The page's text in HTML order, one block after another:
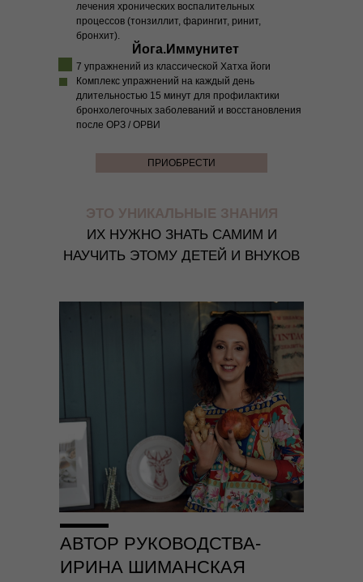
лечения хронических воспалительных
процессов (тонзиллит, фарингит, ринит,
бронхит).
7 упражнений из классической Хатха йоги
Комплекс упражнений на каждый день
длительностью 15 минут для профилактики
бронхолегочных заболеваний и восстановления
после ОРЗ / ОРВИ
Йога.Иммунитет
ПРИОБРЕСТИ
ЭТО УНИКАЛЬНЫЕ ЗНАНИЯ
ИХ НУЖНО ЗНАТЬ САМИМ И
НАУЧИТЬ ЭТОМУ ДЕТЕЙ И ВНУКОВ
ЗАВТРАК У ВАС —
ПРЯНАЯ БЛИЖНЕВОСТОЧНАЯ
ШАКШУКА, НА ОБЕД
ТРАДИЦИОННЫЙ ИНДИЙСКИЙ
ДАЛ С ОВОЩАМИ, А НА УЖИН
АРОМАТНЫЙ СУП?
АВТОР РУКОВОДСТВА-
ИРИНА ШИМАНСКАЯ
Юридическая информация
ИП Шиманская Ирина Владимировна
ОГРНИП 320784700135283
Специальный раздел сайта